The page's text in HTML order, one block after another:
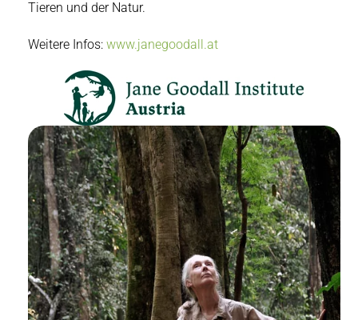
Tieren und der Natur.
Weitere Infos:www.janegoodall.at